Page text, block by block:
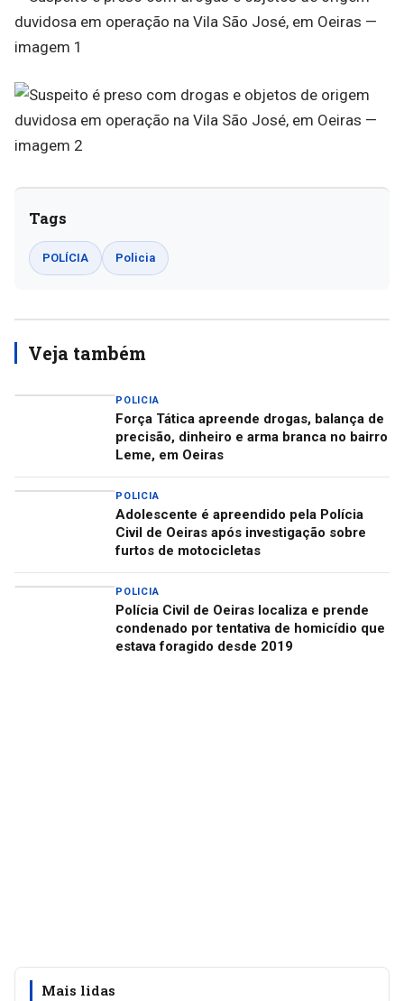
Tags
POLÍCIA Policia
Veja também
POLICIA
Força Tática apreende drogas, balança de
precisão, dinheiro e arma branca no bairro
Leme, em Oeiras
POLICIA
Adolescente é apreendido pela Polícia
Civil de Oeiras após investigação sobre
furtos de motocicletas
POLICIA
Polícia Civil de Oeiras localiza e prende
condenado por tentativa de homicídio que
estava foragido desde 2019
Mais lidas